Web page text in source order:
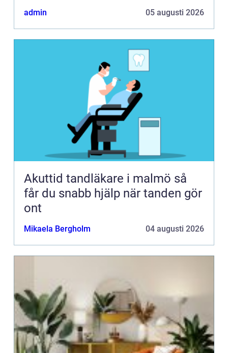
admin 05 augusti 2026
Akuttid tandläkare i malmö så
får du snabb hjälp när tanden gör
ont
Mikaela Bergholm 04 augusti 2026